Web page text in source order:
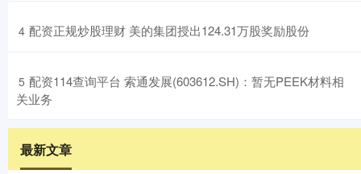
4 ​配资正规炒股理财 美的集团授出124.31万股奖励股份
5 ​配资114查询平台 索通发展(603612.SH)：暂无PEEK材料相
关业务
最新文章